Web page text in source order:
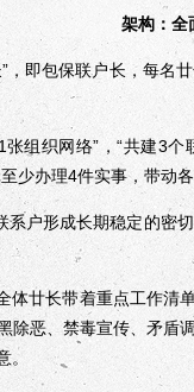
架构：全
即包保联户长，每名
织网络”，“共建3个
少办理4件实事，带动
形成长期稳定的密切
长带着重点工作清单
除恶、禁毒宣传、矛盾